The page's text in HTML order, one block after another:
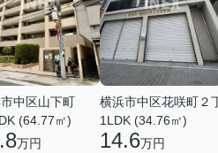
中区山下町
(64.77㎡)
万円
横浜市中区花咲町２
1LDK (34.76㎡)
14.6万円